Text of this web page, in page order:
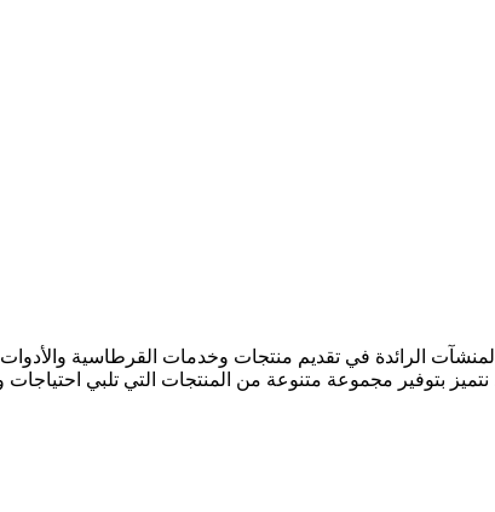
الرائدة في تقديم منتجات وخدمات القرطاسية والأدوات
نتميز بتوفير مجموعة متنوعة من المنتجات التي تلبي احتياجات